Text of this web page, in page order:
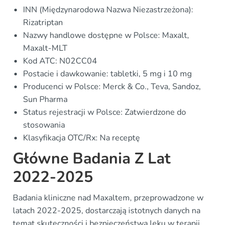
INN (Międzynarodowa Nazwa Niezastrzeżona):
Rizatriptan
Nazwy handlowe dostępne w Polsce: Maxalt,
Maxalt-MLT
Kod ATC: N02CC04
Postacie i dawkowanie: tabletki, 5 mg i 10 mg
Producenci w Polsce: Merck & Co., Teva, Sandoz,
Sun Pharma
Status rejestracji w Polsce: Zatwierdzone do
stosowania
Klasyfikacja OTC/Rx: Na receptę
Główne Badania Z Lat
2022-2025
Badania kliniczne nad Maxaltem, przeprowadzone w
latach 2022-2025, dostarczają istotnych danych na